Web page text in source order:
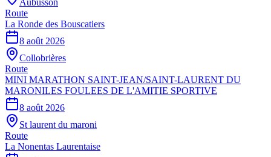
Route
La Ronde des Bouscatiers
8 août 2026
Collobrières
Route
MINI MARATHON SAINT-JEAN/SAINT-LAURENT DU
MARONILES FOULEES DE L'AMITIE SPORTIVE
8 août 2026
St laurent du maroni
Route
La Nonentas Laurentaise